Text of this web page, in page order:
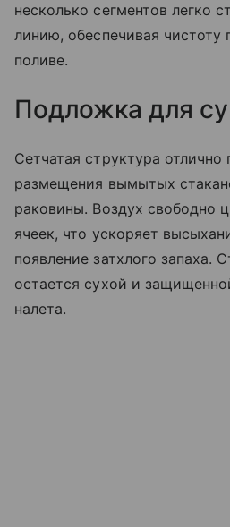
несколько сегментов легко
линию, обеспечивая чистоту
поливе.
Подложка для
Сетчатая структура отлично
размещения вымытых
раковины. Воздух свободно
ячеек, что ускоряет
появление затхлого запаха.
остается сухой и
налета.